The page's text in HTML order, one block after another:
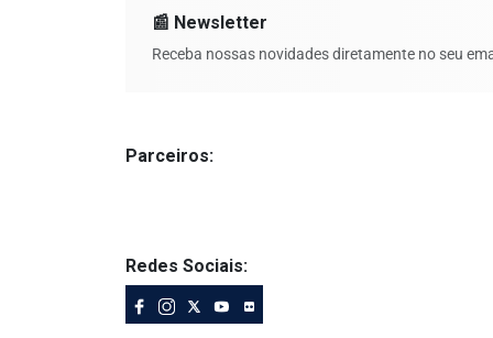
📰 Newsletter
Receba nossas novidades diretamente no seu
Parceiros:
Redes Sociais: